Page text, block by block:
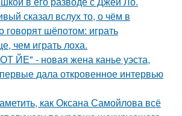
сказал вслух то, о чём в
шёпотом: играть
чем играть лоха.
ЙЕ" - новая жена канье уэста,
дала откровенное интервью
как Оксана Самойлова всё